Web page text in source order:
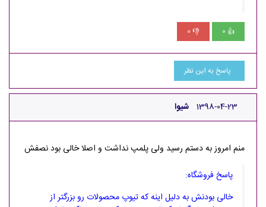
👍
0
👎
0
پاسخ به این نظر
شیوا 1398-04-23
منم امروز به دستم رسید ولی پلمپ نداشت و اصلا خالی بود نصفش
پاسخ فروشگاه:
خالی بودنش به دلیل اینه که تیوپ محصولات رو بزرگتر از